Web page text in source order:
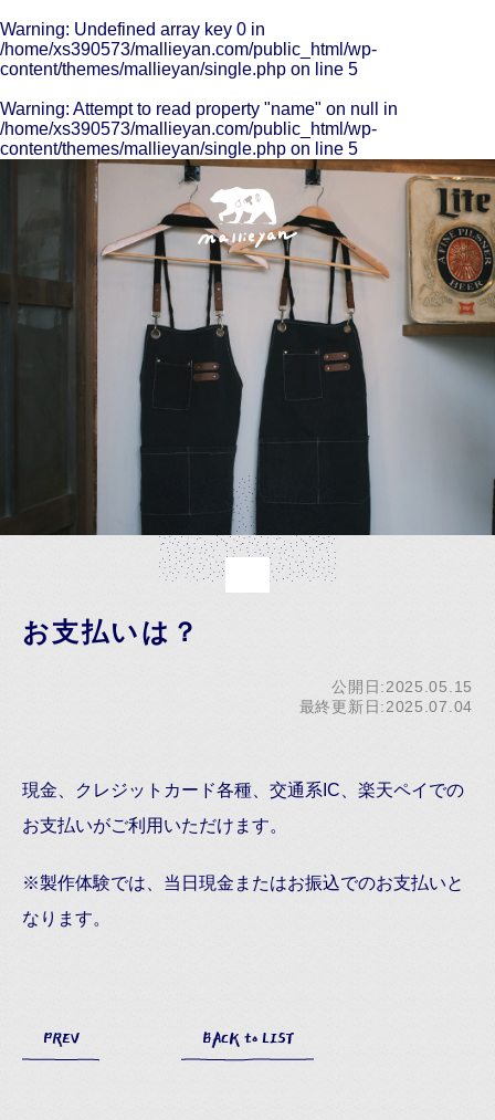
Warning: Undefined array key 0 in
/home/xs390573/mallieyan.com/public_html/wp-
content/themes/mallieyan/single.php on line 5
Warning: Attempt to read property "name" on null in
/home/xs390573/mallieyan.com/public_html/wp-
content/themes/mallieyan/single.php on line 5
お支払いは？
公開日:2025.05.15
最終更新日:2025.07.04
現金、クレジットカード各種、交通系IC、楽天ペイでの
お支払いがご利用いただけます。
※製作体験では、当日現金またはお振込でのお支払いと
なります。
PREV BACK to LIST